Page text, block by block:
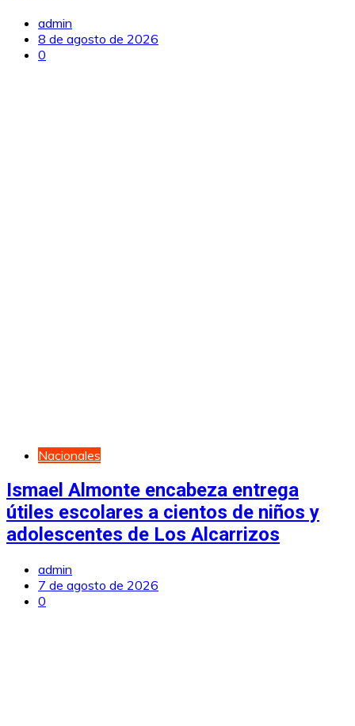
admin
8 de agosto de 2026
0
Nacionales
Ismael Almonte encabeza entrega
útiles escolares a cientos de niños y
adolescentes de Los Alcarrizos
admin
7 de agosto de 2026
0